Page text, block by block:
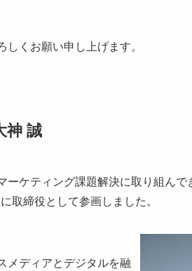
くお願い申し上げます。
神 誠
ケティング課題解決に取り組んで
取締役として参画しました。
メディアとデジタルを融